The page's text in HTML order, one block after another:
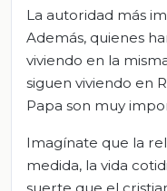
La autoridad más
Además, quienes
viviendo en la
siguen viviendo en
Papa son muy
Imagínate que la
medida, la vida